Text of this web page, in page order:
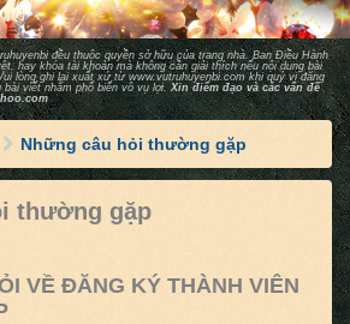
đều thuộc quyền sở hữu của trang nhà. Ban Ðiều Hành
hay khóa tài khoản mà không cần giải thích nếu nội dung bài
lòng ghi lại xuất xứ từwww.vutruhuyenbi.comkhi quý vị đăng
viết nhằm phổ biến vô vụ lợi. Xin điểm đạo và các vấn đề
Những câu hỏi thường gặp
thường gặp
VỀ ĐĂNG KÝ THÀNH VIÊN